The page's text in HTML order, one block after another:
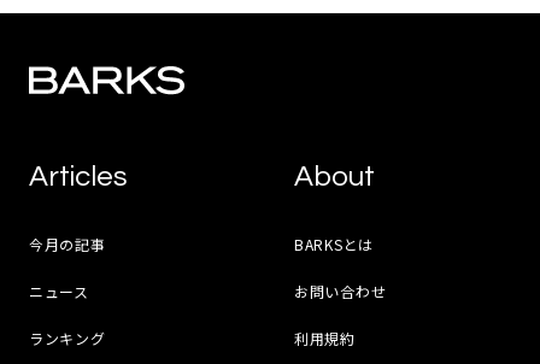
Articles
今月の記事
ニュース
ランキング
About
BARKSとは
お問い合わせ
利用規約